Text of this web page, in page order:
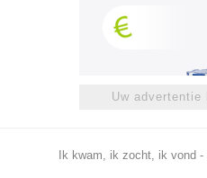
Uw advertentie
Ik kwam, ik zocht, ik vond